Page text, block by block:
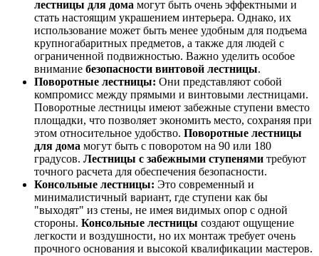
лестницы для дома могут быть очень эффектными и
стать настоящим украшением интерьера. Однако, их
использование может быть менее удобным для подъема
крупногабаритных предметов, а также для людей с
ограниченной подвижностью. Важно уделить особое
внимание безопасности винтовой лестницы.
Поворотные лестницы: Они представляют собой
компромисс между прямыми и винтовыми лестницами.
Поворотные лестницы имеют забежные ступени вместо
площадки, что позволяет экономить место, сохраняя при
этом относительное удобство. Поворотные лестницы
для дома могут быть с поворотом на 90 или 180
градусов. Лестницы с забежными ступенями требуют
точного расчета для обеспечения безопасности.
Консольные лестницы: Это современный и
минималистичный вариант, где ступени как бы
"выходят" из стены, не имея видимых опор с одной
стороны. Консольные лестницы создают ощущение
легкости и воздушности, но их монтаж требует очень
прочного основания и высокой квалификации мастеров.